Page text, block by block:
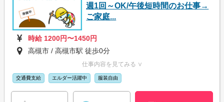
週1回～OK/午後短時間のお仕事→
ご家庭...
時給 1200円〜1450円
高槻市 / 高槻市駅 徒歩0分
仕事内容を見てみる ∨
交通費支給 エルダー活躍中 服装自由